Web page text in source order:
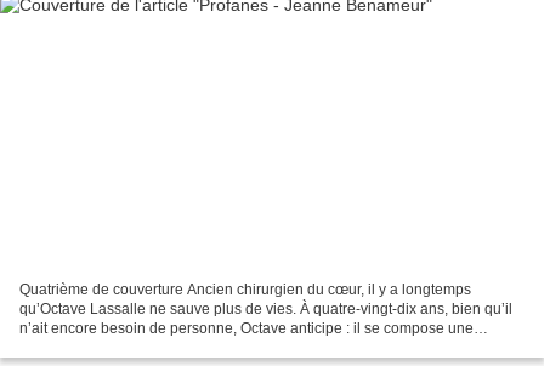
Quatrième de couverture Ancien chirurgien du cœur, il y a longtemps
qu’Octave Lassalle ne sauve plus de vies. À quatre-vingt-dix ans, bien qu’il
n’ait encore besoin de personne, Octave anticipe : il se compose une